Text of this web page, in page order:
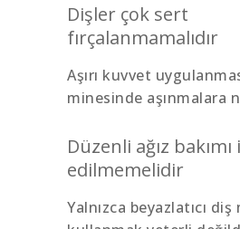
Dişler çok sert
fırçalanmamalıdır
Aşırı kuvvet
minesinde aşınmalara
Düzenli ağız
edilmemelidir
Yalnızca beyazlatıcı